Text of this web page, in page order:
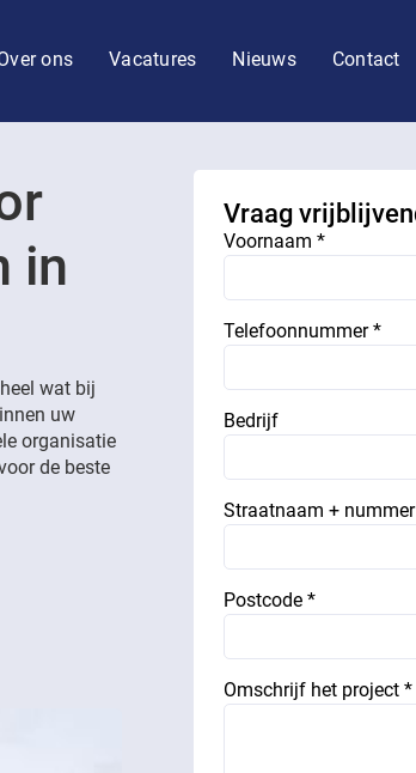
ons Vacatures Nieuws Contact
in
wat bij
uw
organisatie
de beste
Vraag
Voornaam *
Telefoonnummer *
Bedrijf
Straatnaam +
Postcode *
Omschrijf het project *